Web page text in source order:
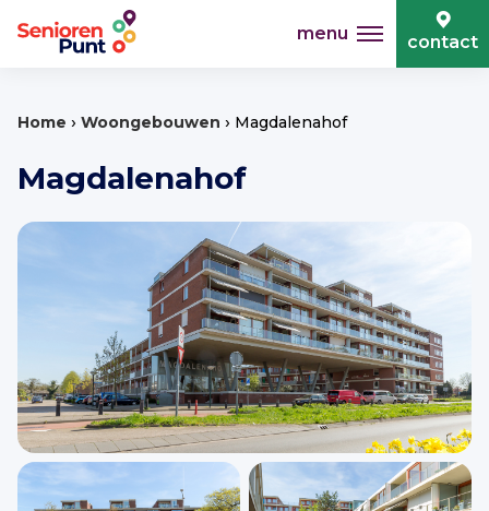
menu contact
Home › Woongebouwen › Magdalenahof
Magdalenahof